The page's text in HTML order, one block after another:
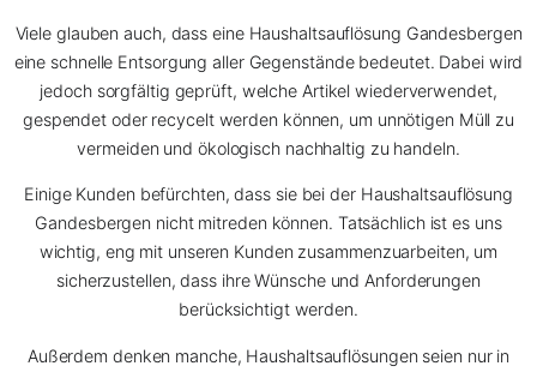
Viele glauben auch, dass eine Haushaltsauflösung Gandesbergen
eine schnelle Entsorgung aller Gegenstände bedeutet. Dabei wird
jedoch sorgfältig geprüft, welche Artikel wiederverwendet,
gespendet oder recycelt werden können, um unnötigen Müll zu
vermeiden und ökologisch nachhaltig zu handeln.
Einige Kunden befürchten, dass sie bei der Haushaltsauflösung
Gandesbergen nicht mitreden können. Tatsächlich ist es uns
wichtig, eng mit unseren Kunden zusammenzuarbeiten, um
sicherzustellen, dass ihre Wünsche und Anforderungen
berücksichtigt werden.
Außerdem denken manche, Haushaltsauflösungen seien nur in